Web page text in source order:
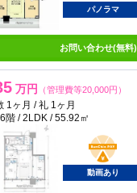
パノラマ
お問い合わせ(無料)
万円 （管理費等20,000円）
1ヶ月 / 礼 1ヶ月
階 / 2LDK / 55.92㎡
BunChinPAY
動画あり